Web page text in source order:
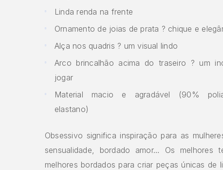
Linda renda na frente
Ornamento de joias de prata ? chique e
Alça nos quadris ? um visual lindo
Arco brincalhão acima do traseiro ? um
jogar
Material macio e agradável (90%
elastano)
Obsessivo significa inspiração para as
sensualidade, bordado amor… Os melhores
melhores bordados para criar peças únicas de